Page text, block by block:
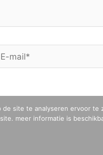
site te analyseren ervoor
meer informatie is